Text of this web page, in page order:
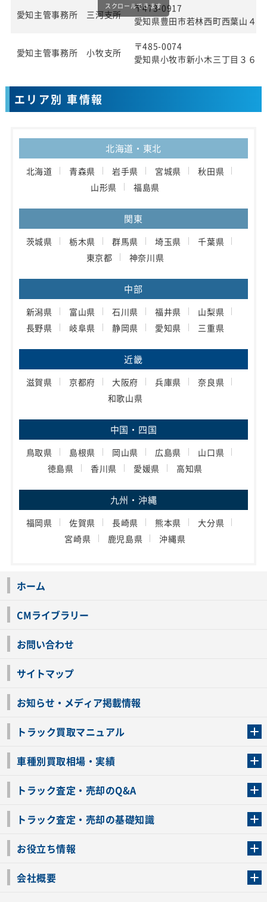
愛知主管事務所 三河支所
〒473-0917
愛知県豊田市若林西町西葉山４
愛知主管事務所 小牧支所
〒485-0074
愛知県小牧市新小木三丁目３６
スクロールできます
エリア別 車情報
北海道・東北
北海道 青森県 岩手県 宮城県
秋田県
山形県
福島県
関東
茨城県 栃木県 群馬県 埼玉県
千葉県
東京都
神奈川県
中部
新潟県 富山県 石川県 福井県
山梨県
長野県
岐阜県 静岡県 愛知県 三重県
近畿
滋賀県 京都府 大阪府 兵庫県
奈良県
和歌山県
中国・四国
鳥取県 島根県 岡山県 広島県
山口県
徳島県
香川県 愛媛県 高知県
九州・沖縄
福岡県 佐賀県 長崎県 熊本県
大分県
宮崎県
鹿児島県 沖縄県
ホーム
CMライブラリー
お問い合わせ
サイトマップ
お知らせ・メディア掲載情報
トラック買取マニュアル
車種別買取相場・実績
トラック査定・売却のQ&A
トラック査定・売却の基礎知識
お役立ち情報
会社概要